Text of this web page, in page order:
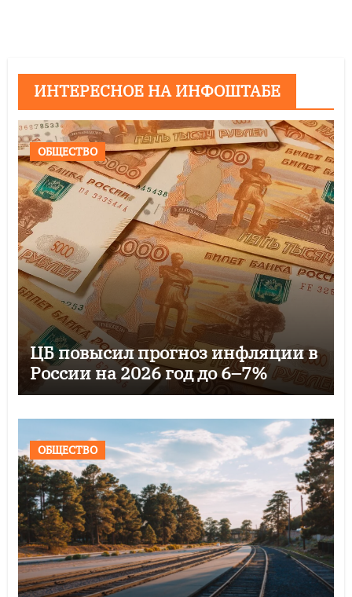
ИНТЕРЕСНОЕ НА ИНФОШТАБЕ
ОБЩЕСТВО
ЦБ повысил прогноз инфляции в
России на 2026 год до 6–7%
ОБЩЕСТВО